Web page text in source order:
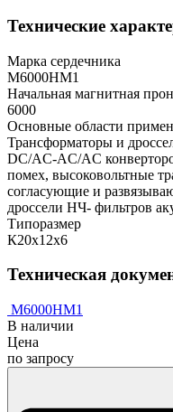
Технические
Марка сердечника
М6000НМ1
Начальная магнитная
6000
Основные области
Трансформаторы и
DC/AC-AC/AC
помех, высоковольтные
согласующие и
дроссели НЧ- фильтров
Типоразмер
К20х12х6
Техническая
М6000НМ1
В наличии
Цена
по запросу